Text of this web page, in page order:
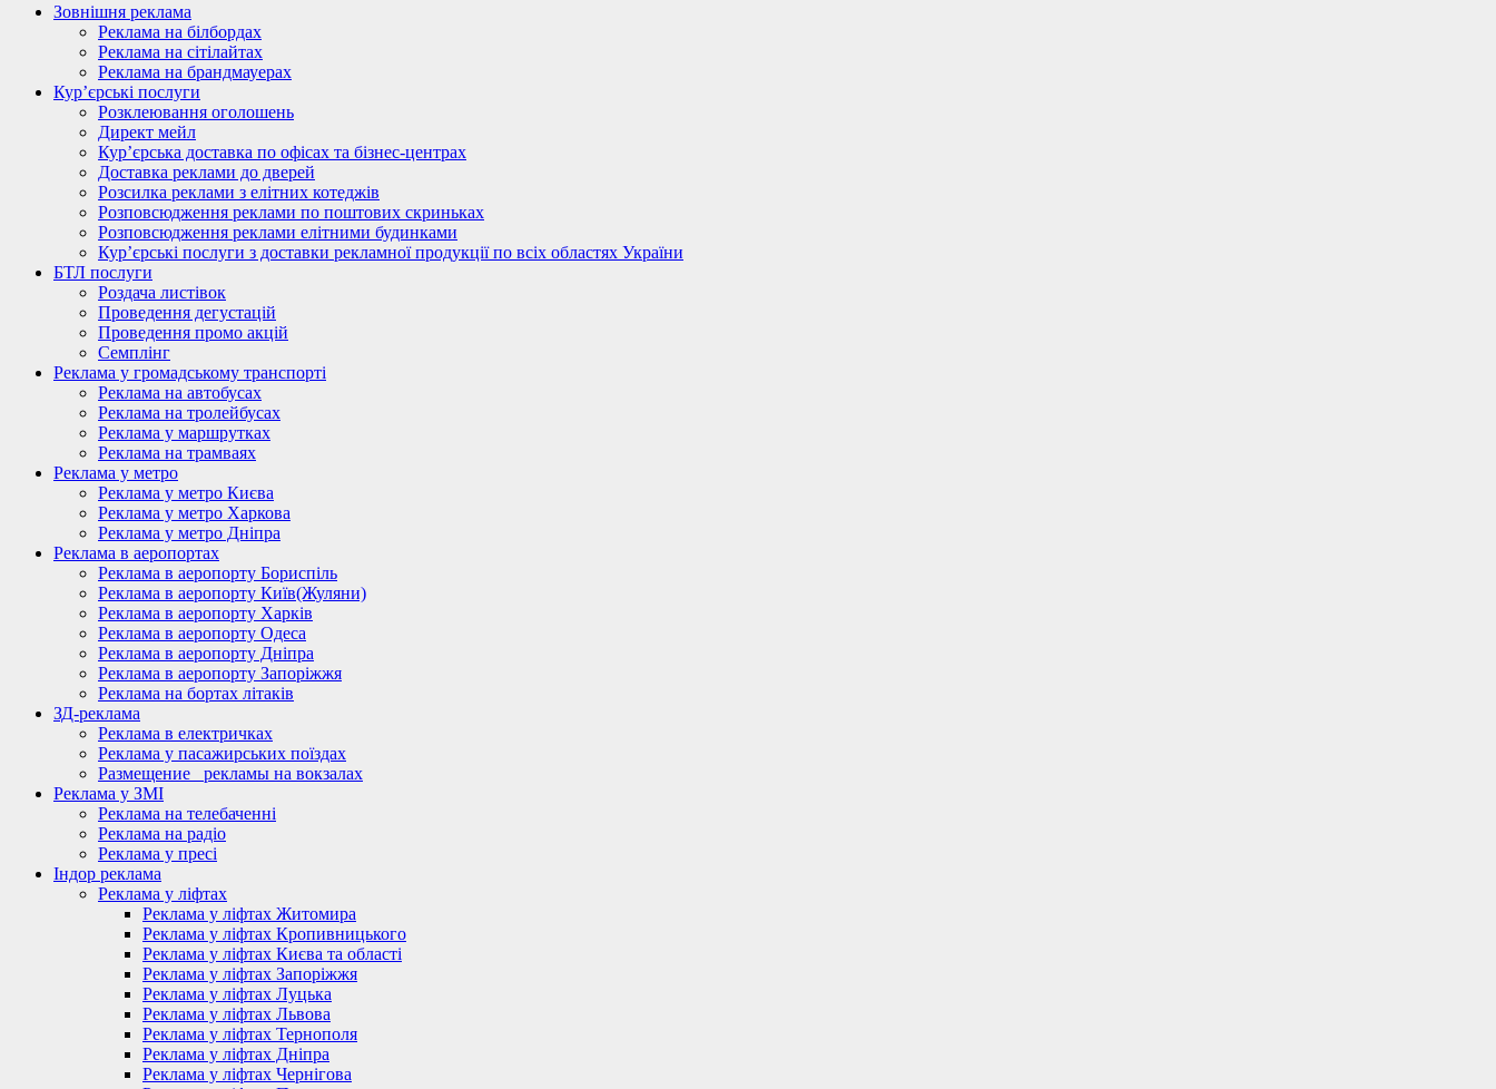
Зовнішня реклама
Реклама на білбордах
Реклама на сітілайтах
Реклама на брандмауерах
Кур’єрські послуги
Розклеювання оголошень
Директ мейл
Кур’єрська доставка по офісах та бізнес-центрах
Доставка реклами до дверей
Розсилка реклами з елітних котеджів
Розповсюдження реклами по поштових скриньках
Розповсюдження реклами елітними будинками
Кур’єрські послуги з доставки рекламної продукції по всіх областях України
БТЛ послуги
Роздача листівок
Проведення дегустацій
Проведення промо акцій
Семплінг
Реклама у громадському транспорті
Реклама на автобусах
Реклама на тролейбусах
Реклама у маршрутках
Реклама на трамваях
Реклама у метро
Реклама у метро Києва
Реклама у метро Харкова
Реклама у метро Дніпра
Реклама в аеропортах
Реклама в аеропорту Бориспіль
Реклама в аеропорту Київ(Жуляни)
Реклама в аеропорту Харків
Реклама в аеропорту Одеса
Реклама в аеропорту Дніпра
Реклама в аеропорту Запоріжжя
Реклама на бортах літаків
ЗД-реклама
Реклама в електричках
Реклама у пасажирських поїздах
Размещение_ рекламы на вокзалах
Реклама у ЗМІ
Реклама на телебаченні
Реклама на радіо
Реклама у пресі
Індор реклама
Реклама у ліфтах
Реклама у ліфтах Житомира
Реклама у ліфтах Кропивницького
Реклама у ліфтах Києва та області
Реклама у ліфтах Запоріжжя
Реклама у ліфтах Луцька
Реклама у ліфтах Львова
Реклама у ліфтах Тернополя
Реклама у ліфтах Дніпра
Реклама у ліфтах Чернігова